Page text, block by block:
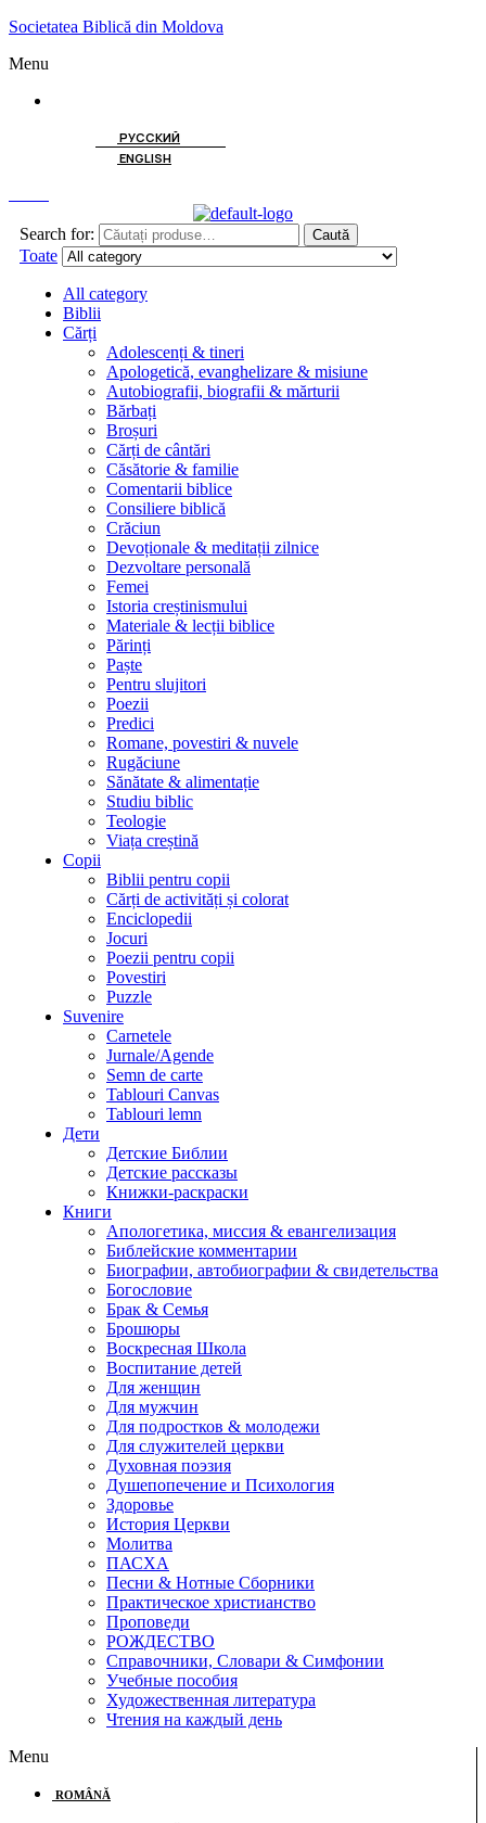
Societatea Biblică din Moldova
Menu
РУССКИЙ
ENGLISH
Search for: Caută
Toate
All category
Biblii
Cărți
Adolescenți & tineri
Apologetică, evanghelizare & misiune
Autobiografii, biografii & mărturii
Bărbați
Broșuri
Cărți de cântări
Căsătorie & familie
Comentarii biblice
Consiliere biblică
Crăciun
Devoționale & meditații zilnice
Dezvoltare personală
Femei
Istoria creștinismului
Materiale & lecții biblice
Părinți
Paște
Pentru slujitori
Poezii
Predici
Romane, povestiri & nuvele
Rugăciune
Sănătate & alimentație
Studiu biblic
Teologie
Viața creștină
Copii
Biblii pentru copii
Cărți de activități și colorat
Enciclopedii
Jocuri
Poezii pentru copii
Povestiri
Puzzle
Suvenire
Carnetele
Jurnale/Agende
Semn de carte
Tablouri Canvas
Tablouri lemn
Дети
Детские Библии
Детские рассказы
Книжки-раскраски
Книги
Апологетика, миссия & евангелизация
Библейские комментарии
Биографии, автобиографии & свидетельства
Богословие
Брак & Семья
Брошюры
Воскресная Школа
Воспитание детей
Для женщин
Для мужчин
Для подростков & молодежи
Для служителей церкви
Духовная поэзия
Душепопечение и Психология
Здоровье
История Церкви
Молитва
ПАСХА
Песни & Нотные Сборники
Практическое христианство
Проповеди
РОЖДЕСТВО
Справочники, Словари & Симфонии
Учебные пособия
Художественная литература
Чтения на каждый день
Menu
ROMÂNĂ